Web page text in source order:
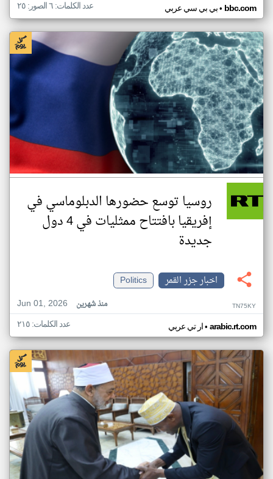
بي بي سي عربي• bbc.com عدد الكلمات: ٦ الصور: ٢٥
روسيا توسع حضورها الدبلوماسي في
إفريقيا بافتتاح ممثليات في 4 دول
جديدة
اخبار جزر القمر
Politics
Jun 01, 2026
منذ شهرين TN75KY
ار تي عربي• arabic.rt.com عدد الكلمات: ٢١٥